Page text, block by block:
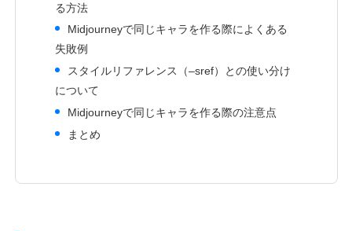
る方法
Midjourneyで同じキャラを作る際によくある
失敗例
スタイルリファレンス（–sref）との使い分け
について
Midjourneyで同じキャラを作る際の注意点
まとめ